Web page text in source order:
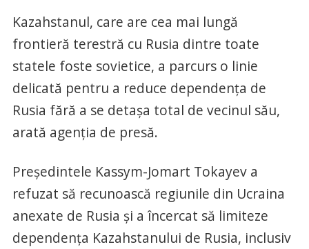
Kazahstanul, care are cea mai lungă
frontieră terestră cu Rusia dintre toate
statele foste sovietice, a parcurs o linie
delicată pentru a reduce dependența de
Rusia fără a se detașa total de vecinul său,
arată agenția de presă.
Președintele Kassym-Jomart Tokayev a
refuzat să recunoască regiunile din Ucraina
anexate de Rusia și a încercat să limiteze
dependența Kazahstanului de Rusia, inclusiv